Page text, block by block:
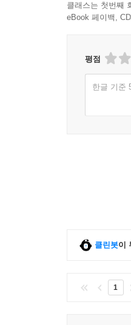
클래스는 첫번째
eBook 페이백,
평점
한글 기준
클린봇이
1